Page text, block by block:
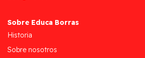
Sobre Educa Borras
Historia
Sobre nosotros